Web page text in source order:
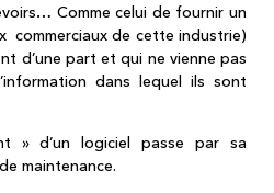
Comme celui de fournir un
commerciaux de cette industrie)
d’une part et qui ne vienne pas
dans lequel ils sont
» d’un logiciel passe par sa
maintenance.